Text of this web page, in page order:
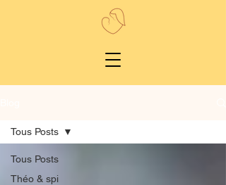
Tous Posts
Théo & spi
Tous Posts